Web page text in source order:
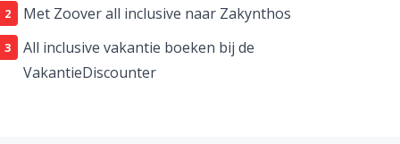
Met Zoover all inclusive naar Zakynthos
All inclusive vakantie boeken bij de
VakantieDiscounter